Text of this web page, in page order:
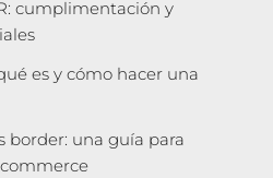
cumplimentación y
es y cómo hacer una
border: una guía para